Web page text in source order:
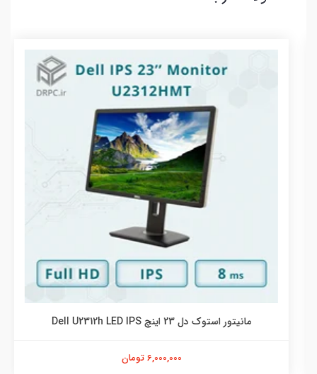
مانیتور استوک دل 23 اینچ Dell U2312h LED IPS
6,000,000 تومان